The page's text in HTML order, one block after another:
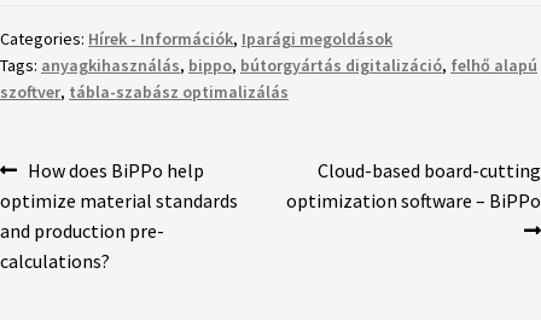
Categories: Hírek - Információk, Iparági megoldások
Tags: anyagkihasználás, bippo, bútorgyártás digitalizáció, felhő alapú
szoftver, tábla-szabász optimalizálás
How does BiPPo help
optimize material standards
and production pre-
calculations?
Cloud-based board-cutting
optimization software – BiPPo